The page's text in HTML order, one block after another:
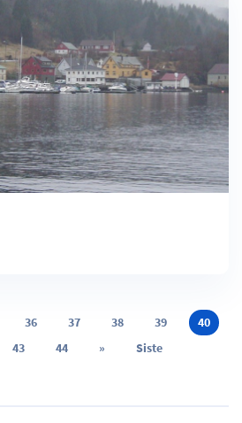
36 37 38 39
40
43 44 » Siste